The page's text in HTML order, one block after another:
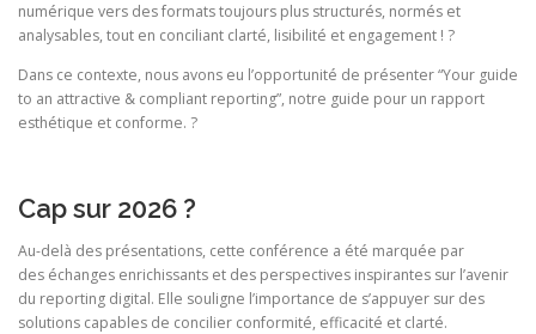
numérique vers des formats toujours plus structurés, normés et
analysables, tout en conciliant clarté, lisibilité et engagement ! ?
Dans ce contexte, nous avons eu l’opportunité de présenter “Your guide
to an attractive & compliant reporting”, notre guide pour un rapport
esthétique et conforme. ?
Cap sur 2026 ?
Au-delà des présentations, cette conférence a été marquée par
des échanges enrichissants et des perspectives inspirantes sur l’avenir
du reporting digital. Elle souligne l’importance de s’appuyer sur des
solutions capables de concilier conformité, efficacité et clarté.